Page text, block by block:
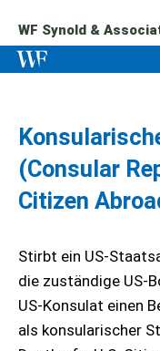
WF Synold &
(Consular
Citizen
Stirbt ein US-
die zuständige US-
US-Konsulat einen
als konsularischer